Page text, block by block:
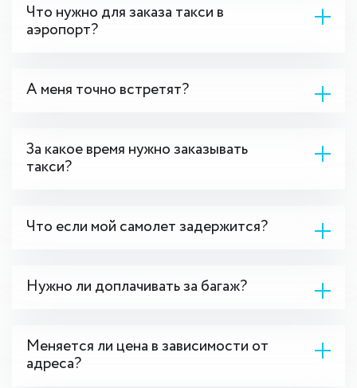
Что нужно для заказа такси в
аэропорт?
А меня точно встретят?
За какое время нужно заказывать
такси?
Что если мой самолет задержится?
Нужно ли доплачивать за багаж?
Меняется ли цена в зависимости от
адреса?